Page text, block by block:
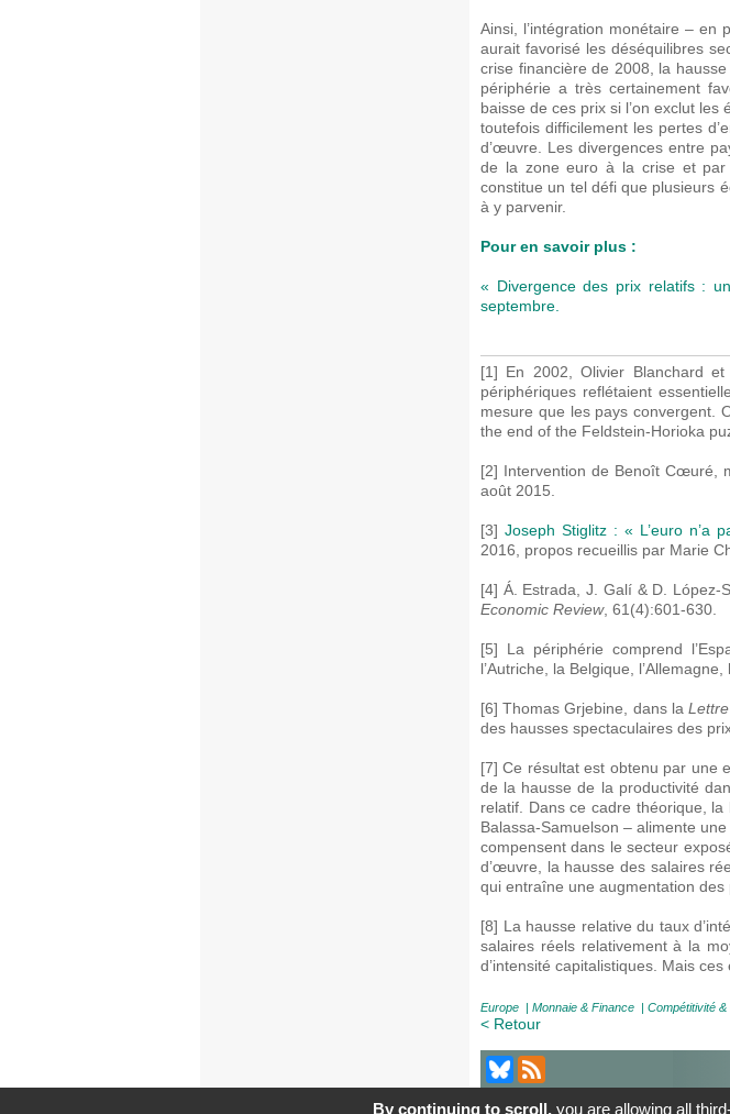
Ainsi, l’intégration monétaire – en
aurait favorisé les déséquilibres
crise financière de 2008, la
périphérie a très certainement
baisse de ces prix si l’on exclut
toutefois difficilement les pertes
d’œuvre. Les divergences entre
de la zone euro à la crise et par
constitue un tel défi que plusieurs
à y parvenir.
Pour en savoir plus :
« Divergence des prix relatifs :
septembre.
[1] En 2002, Olivier Blanchard
périphériques reflétaient
mesure que les pays convergent.
the end of the Feldstein-Horioka
[2] Intervention de Benoît Cœuré,
août 2015.
[3]Joseph Stiglitz : « L’euro n’a
2016, propos recueillis par Marie
[4] Á. Estrada, J. Galí & D. López-
Economic Review, 61(4):601-630.
[5] La périphérie comprend
l’Autriche, la Belgique,
[6] Thomas Grjebine, dans la
des hausses spectaculaires des
[7] Ce résultat est obtenu par une
de la hausse de la productivité
relatif. Dans ce cadre théorique, la
Balassa-Samuelson – alimente
compensent dans le secteur
d’œuvre, la hausse des salaires
qui entraîne une augmentation
[8] La hausse relative du taux
salaires réels relativement à la
d’intensité capitalistiques. Mais
Europe Monnaie & Finance Compétitivité
< Retour
À Propos |Contact|Mentions
By continuing to scroll,you are allowing all